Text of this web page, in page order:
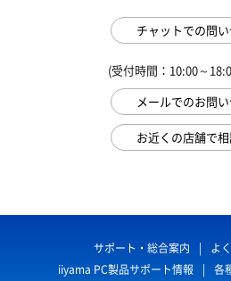
チャットでの問
(受付時間：10:00～
メールでのお問
お近くの店舗で
サポート・総合案内
よ
iiyama PC製品サポート情報
各